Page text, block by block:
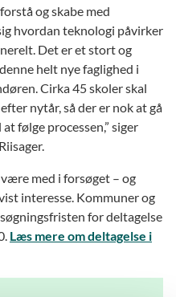
og skabe med
hvordan teknologi påvirker
Det er et stort og
helt nye faglighed i
Cirka 45 skoler skal
nytår, så der er nok at gå
følge processen,” siger
med i forsøget – og
interesse. Kommuner og
for deltagelse
Læs mere om deltagelse i